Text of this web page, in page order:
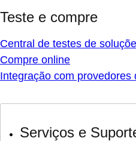
Teste e compre
Central de testes de
Compre online
Integração com provedores
Serviços e